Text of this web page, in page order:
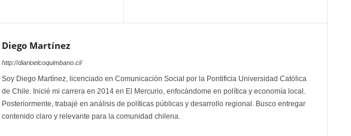
Diego Martínez
http://diarioelcoquimbano.cl/
Soy Diego Martínez, licenciado en Comunicación Social por la Pontificia Universidad Católica
de Chile. Inicié mi carrera en 2014 en El Mercurio, enfocándome en política y economía local.
Posteriormente, trabajé en análisis de políticas públicas y desarrollo regional. Busco entregar
contenido claro y relevante para la comunidad chilena.